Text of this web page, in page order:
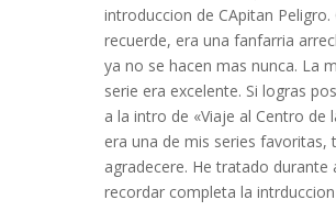
introduccion de CApitan Peligro.
recuerde, era una fanfarria
ya no se hacen mas nunca. La
serie era excelente. Si logras
a la intro de «Viaje al Centro de
era una de mis series favoritas,
agradecere. He tratado durante
recordar completa la